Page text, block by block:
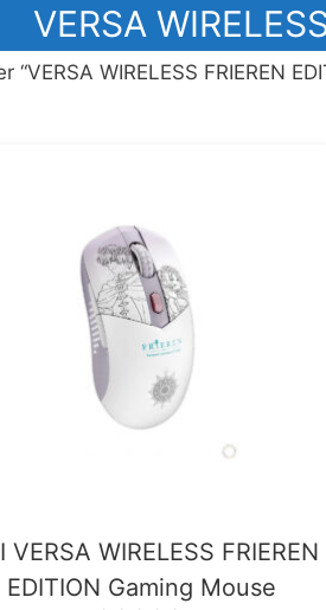
VERSA
“VERSA WIRELESS FRIEREN
VERSA WIRELESS FRIEREN
EDITION Gaming Mouse